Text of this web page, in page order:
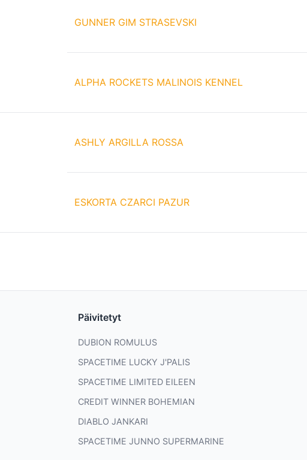
GUNNER GIM STRASEVSKI
ALPHA ROCKETS MALINOIS KENNEL
ASHLY ARGILLA ROSSA
ESKORTA CZARCI PAZUR
Päivitetyt
DUBION ROMULUS
SPACETIME LUCKY J'PALIS
SPACETIME LIMITED EILEEN
CREDIT WINNER BOHEMIAN
DIABLO JANKARI
SPACETIME JUNNO SUPERMARINE